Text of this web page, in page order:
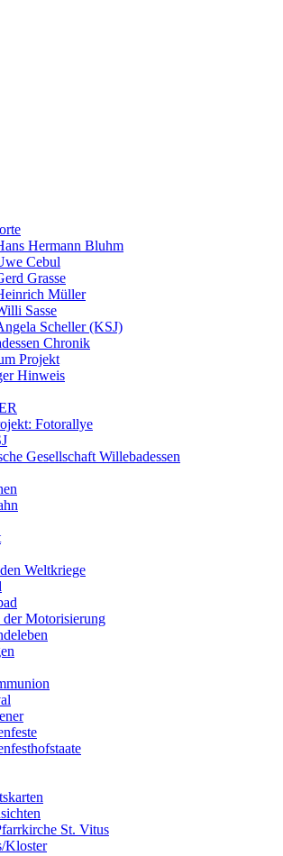
Hermann Bluhm
Cebul
Grasse
Müller
Sasse
Scheller (KSJ)
Chronik
Projekt
Hinweis
Fotorallye
Gesellschaft Willebadessen
Weltkriege
Motorisierung
St. Vitus
Kloster